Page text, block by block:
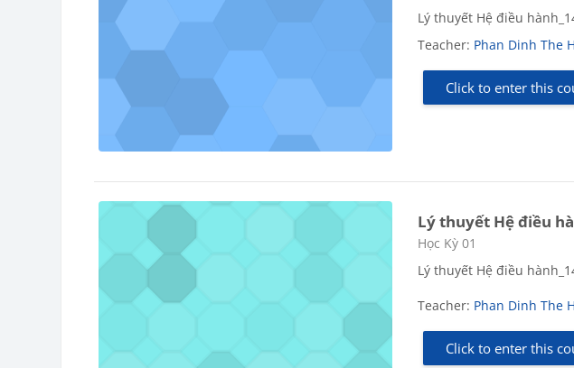
Lý thuyết Hệ điều
Teacher: Phan Dinh The
Click to enter this
Lý thuyết Hệ điều
Course category
Học Kỳ 01
Lý thuyết Hệ điều
Teacher: Phan Dinh The
Click to enter this